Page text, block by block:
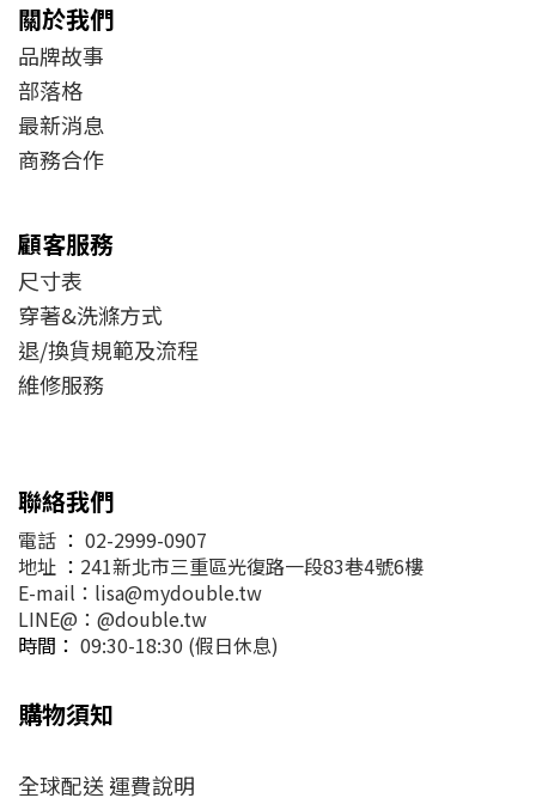
關於我們
品牌故事
部落格
最新消息
商務合作
顧客服務
尺寸表
穿著&洗滌方式
退/換貨規範及流程
維修服務
聯絡我們
電話 ： 02-2999-0907
地址 ： 241新北市三重區光復路一段83巷4號6樓
E-mail：lisa@mydouble.tw
LINE@：@double.tw
時間： 09:30-18:30 (假日休息)
購物須知
全球配送 運費說明